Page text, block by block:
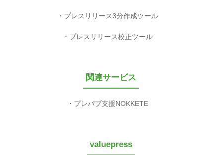
プレスリリース3分作成ツール
プレスリリース校正ツール
関連サービス
プレパブ支援NOKKETE
valuepress